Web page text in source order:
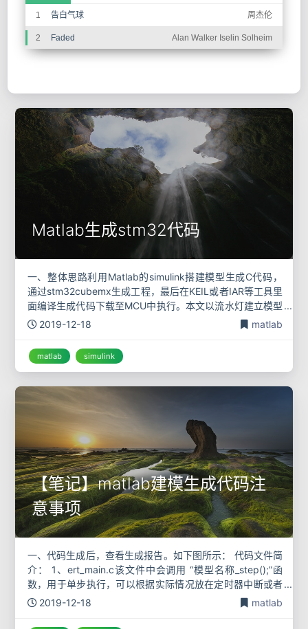
1 告白气球 周杰伦
2 Faded Alan Walker Iselin Solheim
Matlab生成stm32代码
一、整体思路利用Matlab的simulink搭建模型生成C代码，
通过stm32cubemx生成工程，最后在KEIL或者IAR等工具里
面编译生成代码下载至MCU中执行。本文以流水灯建立模型
和简单使用定时器为例进行演示。 二、开发环境1、安装
2019-12-18 matlab
matlab simulink
【笔记】matlab建模生成代码注
意事项
一、代码生成后，查看生成报告。如下图所示： 代码文件简
介： 1、ert_main.c该文件中会调用 “模型名称_step();”函
数，用于单步执行，可以根据实际情况放在定时器中断或者
任务调度里面执行该函数。除此之外，该文件中的main函数
2019-12-18 matlab